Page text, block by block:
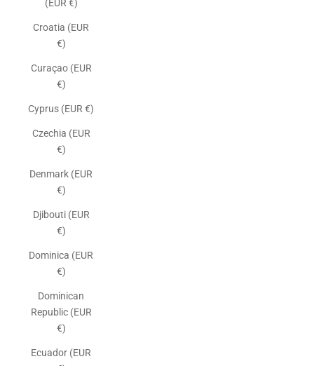
(EUR €)
Croatia (EUR
€)
Curaçao (EUR
€)
Cyprus (EUR €)
Czechia (EUR
€)
Denmark (EUR
€)
Djibouti (EUR
€)
Dominica (EUR
€)
Dominican
Republic (EUR
€)
Ecuador (EUR